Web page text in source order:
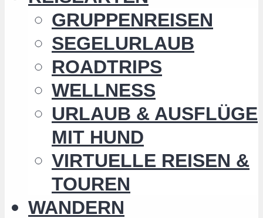
GRUPPENREISEN
SEGELURLAUB
ROADTRIPS
WELLNESS
URLAUB & AUSFLÜGE
MIT HUND
VIRTUELLE REISEN &
TOUREN
WANDERN